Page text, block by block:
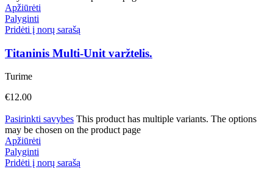
Apžiūrėti
Palyginti
Pridėti į norų sarašą
Titaninis Multi-Unit varžtelis.
Turime
€12.00
Pasirinkti savybes This product has multiple variants. The options
may be chosen on the product page
Apžiūrėti
Palyginti
Pridėti į norų sarašą